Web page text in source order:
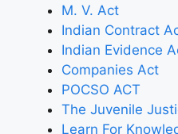
M. V. Act
Indian Contract
Indian Evidence
Companies Act
POCSO ACT
The Juvenile
Learn For